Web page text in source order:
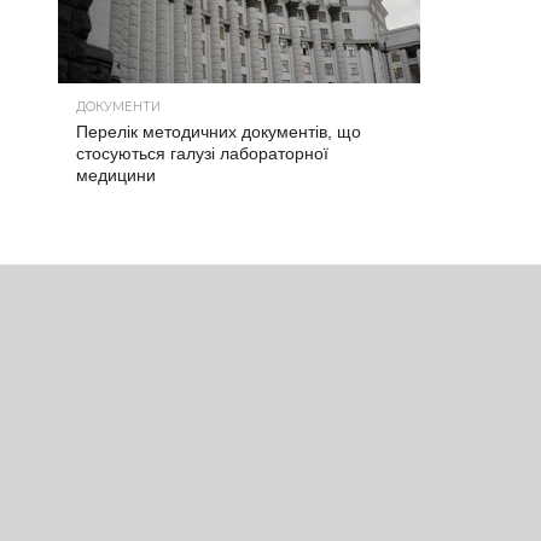
ДОКУМЕНТИ
Перелік методичних документів, що
стосуються галузі лабораторної
медицини